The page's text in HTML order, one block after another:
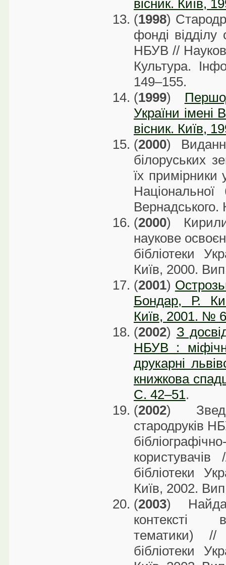
вісник. Київ,
(1998)
фонді відділу
НБУВ //
Культура.
149–155.
(1999)
України імені
вісник. Київ,
(2000)
білоруських
їх примірники
(2000)
наукове
бібліотеки
Київ, 2000.
(2001)
Бондар, Р.
Київ, 2001. №
(2002) З
НБУВ :
друкарні
книжкова
С. 42–51.
(2002)
стародруків
бібліотеки
Київ, 2002.
(2003)
контексті
тематики) //
бібліотеки